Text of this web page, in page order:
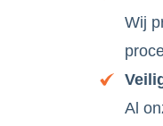
Wij
Al